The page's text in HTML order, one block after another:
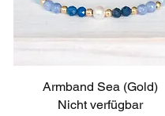
Schnellansicht
Armband Sea (Gold)
Nicht verfügbar